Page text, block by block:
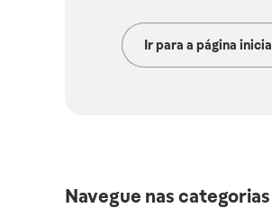
Ir para a página inicial
Navegue nas categorias